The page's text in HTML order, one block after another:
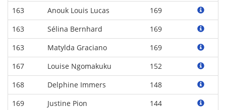
163
Anouk Louis Lucas
169
163
Sélina Bernhard
169
163
Matylda Graciano
169
167
Louise Ngomakuku
152
168
Delphine Immers
148
169
Justine Pion
144